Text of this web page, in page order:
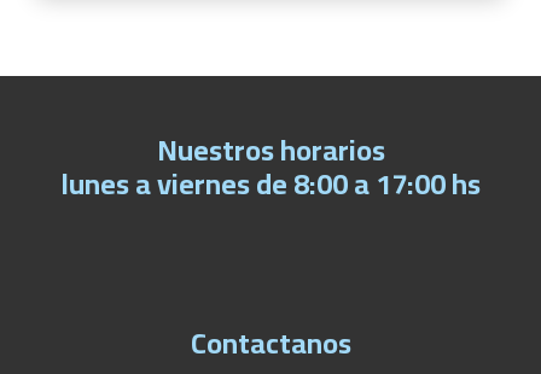
Nuestros horarios
lunes a viernes de 8:00 a 17:00 hs
Contactanos